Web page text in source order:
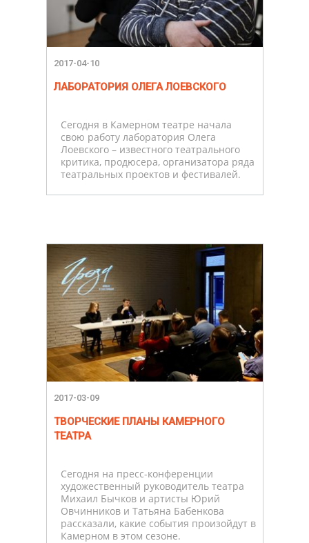
2017-04-10
ЛАБОРАТОРИЯ ОЛЕГА ЛОЕВСКОГО
Сегодня в Камерном театре начала
свою работу лаборатория Олега
Лоевского – известного театрального
критика, продюсера, организатора ряда
театральных проектов и фестивалей.
2017-03-09
ТВОРЧЕСКИЕ ПЛАНЫ КАМЕРНОГО
ТЕАТРА
Сегодня на пресс-конференции
художественный руководитель театра
Михаил Бычков и артисты Юрий
Овчинников и Татьяна Бабенкова
рассказали, какие события произойдут в
Камерном в этом сезоне.